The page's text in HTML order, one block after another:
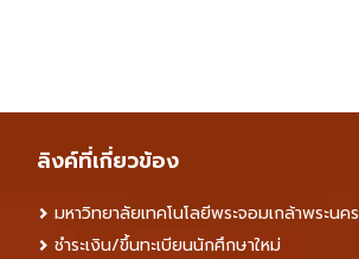
ลิงค์ที่เกี่ยวข้อง
มหาวิทยาลัยเทคโนโลยีพระจอมเกล้าพระนค
ชำระเงิน/ขึ้นทะเบียนนักศึกษาใหม่